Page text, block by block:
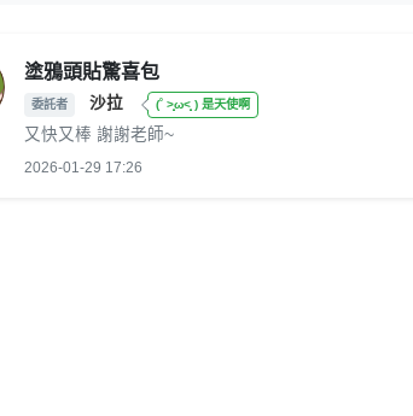
塗鴉頭貼驚喜包
委託者 沙拉 (˚ ˃̣̣̥ω˂̣̣̥ ) 是天使啊
又快又棒 謝謝老師~
2026-01-29 17:26